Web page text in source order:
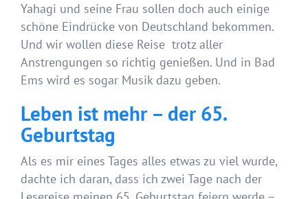
Yahagi und seine Frau sollen doch auch einige
schöne Eindrücke von Deutschland bekommen.
Und wir wollen diese Reise trotz aller
Anstrengungen so richtig genießen. Und in Bad
Ems wird es sogar Musik dazu geben.
Leben ist mehr – der 65.
Geburtstag
Als es mir eines Tages alles etwas zu viel wurde,
dachte ich daran, dass ich zwei Tage nach der